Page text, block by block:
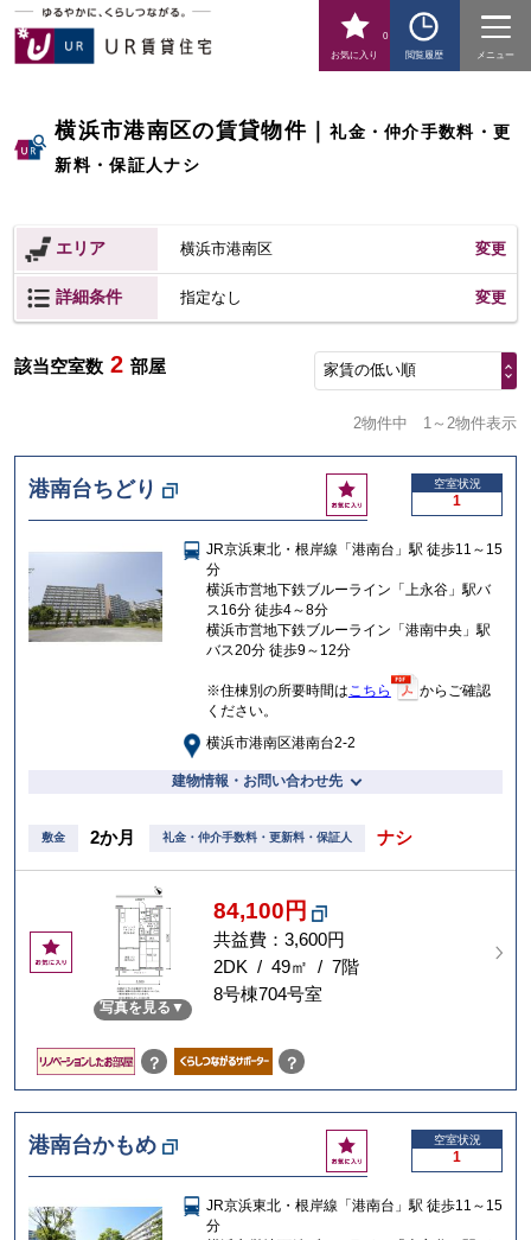
お気に入り
0
閲覧履歴
メニュー
横浜市港南区の賃貸物件｜礼金・仲介手数料・更
新料・保証人ナシ
エリア 横浜市港南区 変更
詳細条件 指定なし 変更
該当空室数 2 部屋 家賃の低い順
2物件中 1～2物件表示
港南台ちどり
お
気
入
空室状況
1
JR京浜東北・根岸線「港南台」駅 徒歩11～15
分
横浜市営地下鉄ブルーライン「上永谷」駅バ
ス16分 徒歩4～8分
横浜市営地下鉄ブルーライン「港南中央」駅
バス20分 徒歩9～12分
※住棟別の所要時間はこちら
からご確認
ください。
横浜市港南区港南台2-2
建物情報・お問い合わせ先
敷金 2か月 礼金・仲介手数料・更新料・保証人 ナシ
お
気
写真を見る
84,100円
共益費：3,600円
2DK / 49㎡ / 7階
8号棟704号室
？ ？
港南台かもめ
お
気
入
空室状況
1
JR京浜東北・根岸線「港南台」駅 徒歩11～15
分